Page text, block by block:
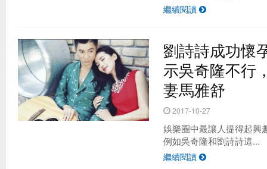
繼續閱讀
劉詩詩成功懷
示吳奇隆不行
妻馬雅舒
2017-10-27
娛樂圈中最讓人提得起興
例如吳奇隆和劉詩詩這...
繼續閱讀